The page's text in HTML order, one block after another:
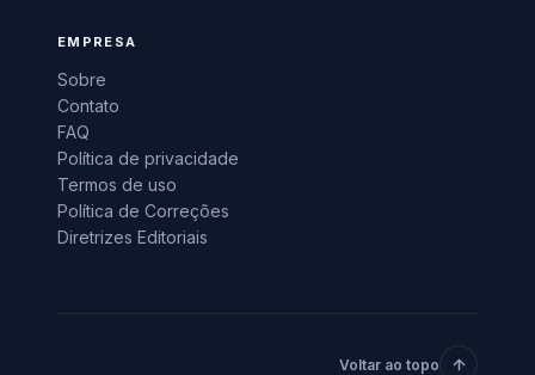
EMPRESA
Sobre
Contato
FAQ
Política de privacidade
Termos de uso
Política de Correções
Diretrizes Editoriais
Voltar ao topo